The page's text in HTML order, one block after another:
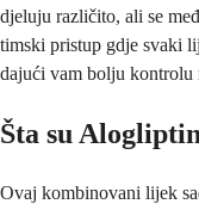
djeluju različito, ali se
timski pristup gdje svaki
dajući vam bolju kontrolu
Šta su
Ovaj kombinovani lijek